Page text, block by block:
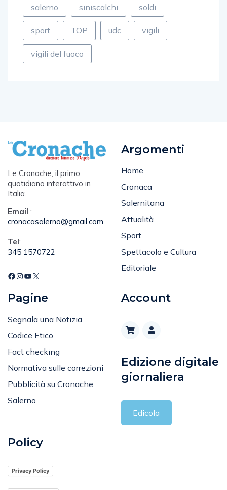
salerno siniscalchi soldi
sport TOP udc vigili
vigili del fuoco
Le Cronache, il primo
quotidiano interattivo in
Italia.
Email :
cronacasalerno@gmail.com
Tel:
345 1570722
Argomenti
Home
Cronaca
Salernitana
Attualità
Sport
Spettacolo e Cultura
Editoriale
Pagine
Segnala una Notizia
Codice Etico
Fact checking
Normativa sulle correzioni
Pubblicità su Cronache
Salerno
Account
Edizione digitale
giornaliera
Edicola
Policy
Privacy Policy